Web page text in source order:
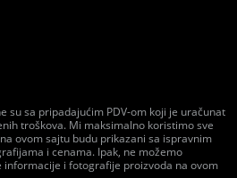
su sa pripadajućim PDV-om koji je uračunat
troškova. Mi maksimalno koristimo sve
ovom sajtu budu prikazani sa ispravnim
i cenama. Ipak, ne možemo
informacije i fotografije proizvoda na ovom